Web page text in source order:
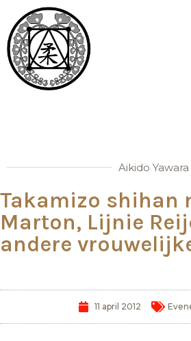
Aikido Yawara
Takamizo shihan
Marton, Lijnie
andere
11 april 2012